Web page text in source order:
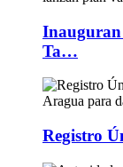
Inauguran
Ta…
Registro